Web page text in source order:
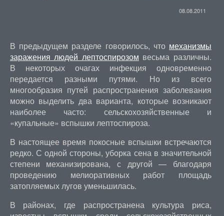
08.08.2011
В предыдущем разделе говорилось, что механизмы
заражения людей лептоспирозом весьма различны.
В некоторых очагах инфекция одновременно
передается разными путями. Но из всего
многообразия путей распространения заболевания
можно выделить два варианта, которые возникают
наиболее часто: сельскохозяйственные и
«купальные» вспышки лептоспироза.
В настоящее время покосные вспышки встречаются
редко. С одной стороны, уборка сена в значительной
степени механизирована, с другой — благодаря
проведению мелиоративных работ площадь
затопляемых лугов уменьшилась.
В районах, где распространена культура риса,